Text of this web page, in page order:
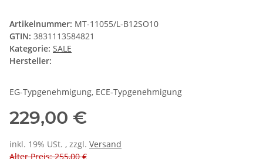
Artikelnummer: MT-11055/L-B12SO10
GTIN: 3831113584821
Kategorie: SALE
Hersteller:
EG-Typgenehmigung, ECE-Typgenehmigung
229,00 €
inkl. 19% USt. , zzgl. Versand
Alter Preis: 255,00 €